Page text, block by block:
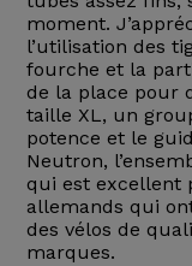
moment.
l’utilisation des
fourche et la
de la place pour
taille XL, un
potence et le
Neutron,
qui est excellent
allemands qui
des vélos de
marques.